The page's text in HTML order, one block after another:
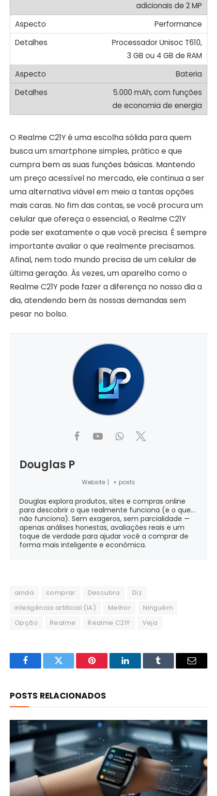
adicionais de 2 MP
Performance
Processador Unisoc T610,
3 GB ou 4 GB de RAM
Bateria
5.000 mAh, com funções
de economia de energia
O Realme C21Y é uma escolha sólida para quem
busca um smartphone simples, prático e que
cumpra bem as suas funções básicas. Mantendo
um preço acessível no mercado, ele continua a ser
uma alternativa viável em meio a tantas opções
mais caras. No fim das contas, se você procura um
celular que ofereça o essencial, o Realme C21Y
pode ser exatamente o que você precisa. É sempre
importante avaliar o que realmente precisamos.
Afinal, nem todo mundo precisa de um celular de
última geração. Às vezes, um aparelho como o
Realme C21Y pode fazer a diferença no nosso dia a
dia, atendendo bem às nossas demandas sem
pesar no bolso.
Douglas P
Website | + posts
Douglas explora produtos, sites e compras online
para descobrir o que realmente funciona (e o que...
não funciona). Sem exageros, sem parcialidade —
apenas análises honestas, avaliações reais e um
toque de verdade para ajudar você a comprar de
forma mais inteligente e econômica.
ainda comprar Descubra
Diz
inteligência artificial (IA)
Melhor
Ninguém
Opção
Realme Realme C21Y Veja
FacebookTwitter Pinterest LinkedInTumblr Email
POSTS RELACIONADOS